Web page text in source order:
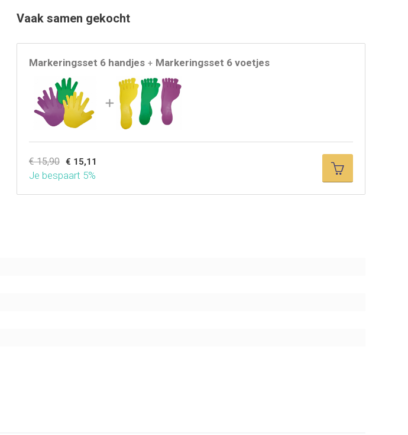
Vaak samen gekocht
Markeringsset 6 handjes + Markeringsset 6 voetjes
€ 15,90 € 15,11
Je bespaart 5%